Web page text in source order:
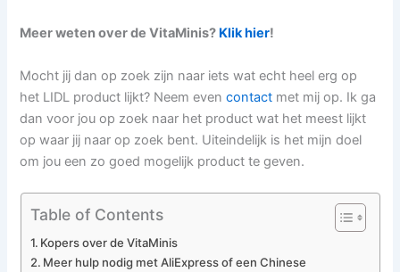
Meer weten over de VitaMinis? Klik hier!
Mocht jij dan op zoek zijn naar iets wat echt heel erg op
het LIDL product lijkt? Neem evencontact met mij op. Ik ga
dan voor jou op zoek naar het product wat het meest lijkt
op waar jij naar op zoek bent. Uiteindelijk is het mijn doel
om jou een zo goed mogelijk product te geven.
Table of Contents
Kopers over de VitaMinis
Meer hulp nodig met AliExpress of een Chinese